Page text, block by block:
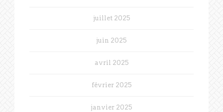
juillet 2025
juin 2025
avril 2025
février 2025
janvier 2025